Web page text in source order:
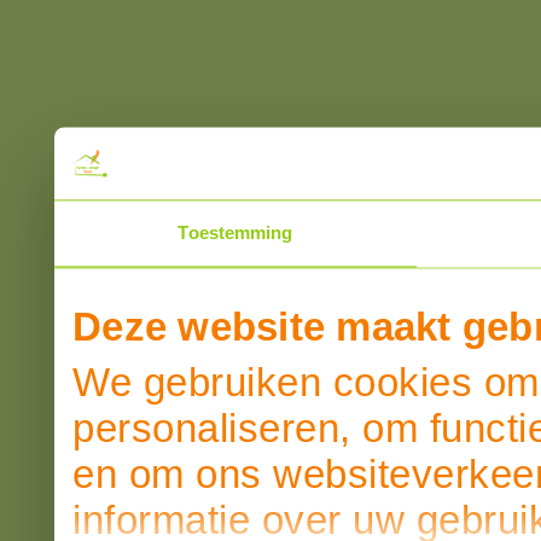
Toestemming
Deze website maakt
We gebruiken cookies
personaliseren, om
en om ons
informatie over uw